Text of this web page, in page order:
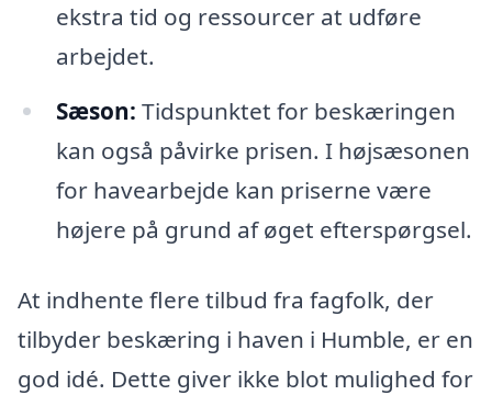
ekstra tid og ressourcer at udføre
arbejdet.
Sæson: Tidspunktet for beskæringen
kan også påvirke prisen. I højsæsonen
for havearbejde kan priserne være
højere på grund af øget efterspørgsel.
At indhente flere tilbud fra fagfolk, der
tilbyder beskæring i haven i Humble, er en
god idé. Dette giver ikke blot mulighed for